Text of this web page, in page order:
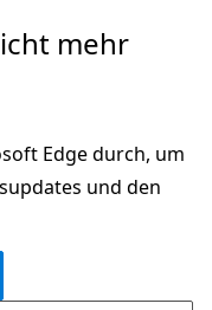
mehr
Edge durch, um
und den